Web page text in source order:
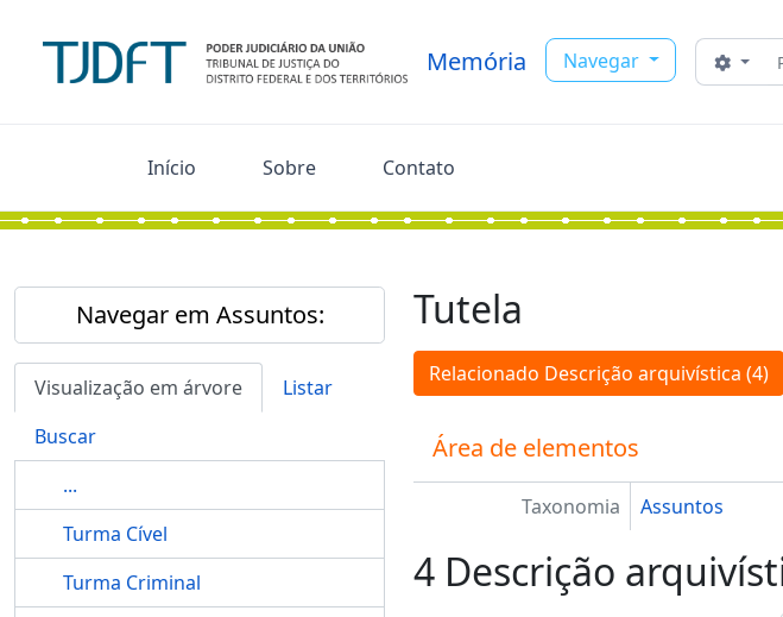
Memória Navegar
Início Sobre Contato
Navegar em Assuntos:
Visualização em árvore
Listar
Buscar
...
Turma Cível
Turma Criminal
Tutela
Relacionado Descrição arquivística (4)
Área de elementos
Taxonomia Assuntos
4 Descrição